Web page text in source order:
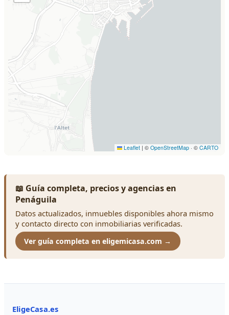
📖 Guía completa, precios y agencias en
Penáguila
Datos actualizados, inmuebles disponibles ahora mismo
y contacto directo con inmobiliarias verificadas.
Ver guía completa en eligemicasa.com →
EligeCasa.es